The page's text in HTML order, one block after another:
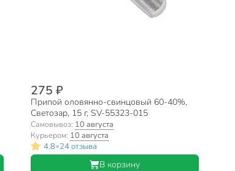
275 ₽
Припой оловянно-свинцовый 60-40%,
Светозар, 15 г, SV-55323-015
Самовывоз: 10 августа
Курьером: 10 августа
4.8•24 отзыва
В корзину